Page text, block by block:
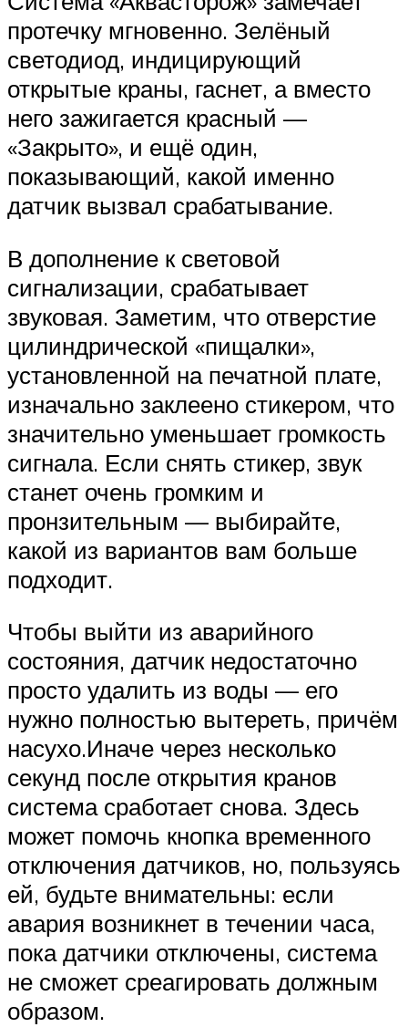
протечку мгновенно. Зелёный
светодиод, индицирующий
открытые краны, гаснет, а вместо
него зажигается красный —
«Закрыто», и ещё один,
показывающий, какой именно
датчик вызвал срабатывание.
В дополнение к световой
сигнализации, срабатывает
звуковая. Заметим, что отверстие
цилиндрической «пищалки»,
установленной на печатной плате,
изначально заклеено стикером, что
значительно уменьшает громкость
сигнала. Если снять стикер, звук
станет очень громким и
пронзительным — выбирайте,
какой из вариантов вам больше
подходит.
Чтобы выйти из аварийного
состояния, датчик недостаточно
просто удалить из воды — его
нужно полностью вытереть, причём
насухо.Иначе через несколько
секунд после открытия кранов
система сработает снова. Здесь
может помочь кнопка временного
отключения датчиков, но, пользуясь
ей, будьте внимательны: если
авария возникнет в течении часа,
пока датчики отключены, система
не сможет среагировать должным
образом.